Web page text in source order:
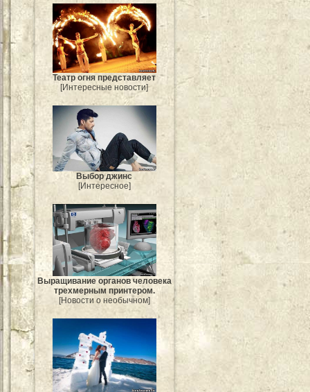
Театр огня представляет
[Интересные новости]
Выбор джинс
[Интересное]
Выращивание органов человека
трехмерным принтером.
[Новости о необычном]